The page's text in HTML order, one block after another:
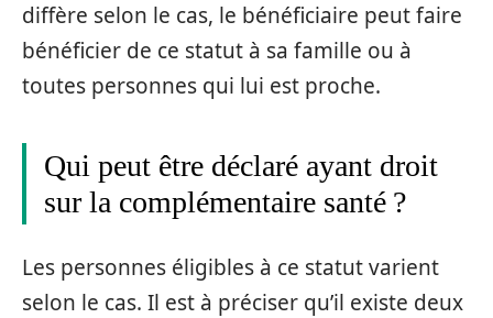
diffère selon le cas, le bénéficiaire peut faire
bénéficier de ce statut à sa famille ou à
toutes personnes qui lui est proche.
Qui peut être déclaré ayant droit
sur la complémentaire santé ?
Les personnes éligibles à ce statut varient
selon le cas. Il est à préciser qu’il existe deux